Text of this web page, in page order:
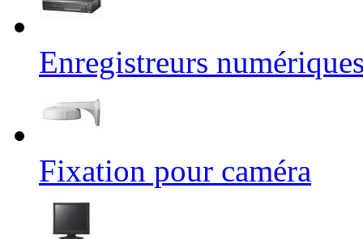
Enregistreurs
Fixation pour caméra